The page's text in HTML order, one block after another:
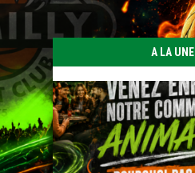
CHARTE DE L’ENTRAÎNEUR
CHARTE PARENTS
A LA UNE